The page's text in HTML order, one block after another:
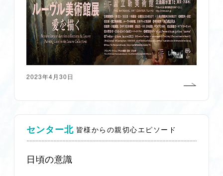
2023年4月30日
センター北 皆様からの親切心エピソード
日頃の意識